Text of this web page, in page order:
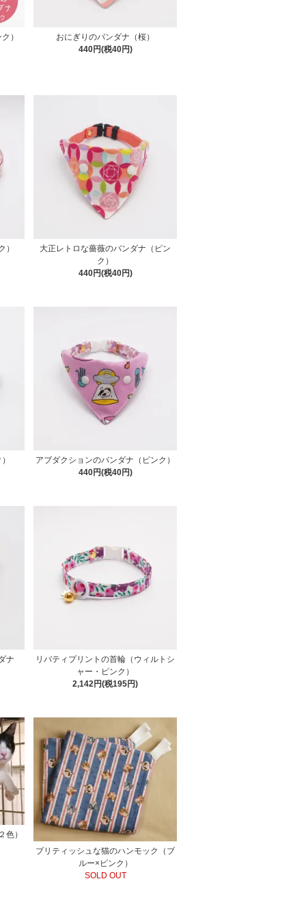
）
おにぎりのバンダナ（桜）
440円(税40円)
）
大正レトロな薔薇のバンダナ（ピン
ク）
440円(税40円)
アブダクションのバンダナ（ピンク）
440円(税40円)
ナ
リバティプリントの首輪（ウィルトシ
ャー・ピンク）
2,142円(税195円)
色）
ブリティッシュな猫のハンモック（ブ
ルー×ピンク）
SOLD OUT